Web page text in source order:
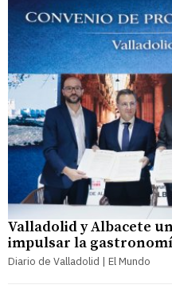
Valladolid y Albacete
impulsar la
Diario de Valladolid | El Mundo